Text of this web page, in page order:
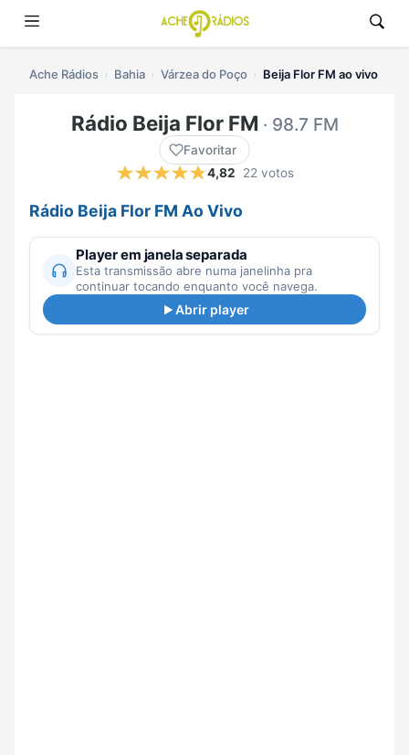
Ache Rádios Bahia Várzea do Poço Beija Flor FM ao vivo
Rádio Beija Flor FM · 98.7 FM
Favoritar
4,82
22 votos
Rádio Beija Flor FM Ao Vivo
Player em janela separada
Esta transmissão abre numa janelinha pra
continuar tocando enquanto você navega.
Abrir player